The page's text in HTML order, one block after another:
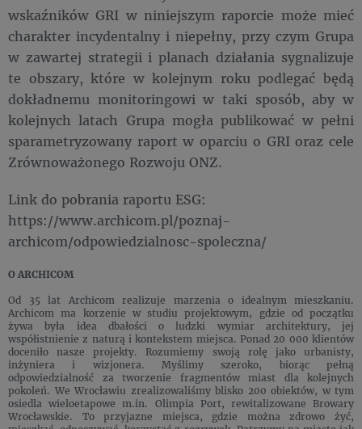
wskaźników GRI w niniejszym raporcie może mieć
charakter incydentalny i niepełny, przy czym Grupa
w zawartej strategii i planach działania sygnalizuje
te obszary, które w kolejnym roku podlegać będą
dokładnemu monitoringowi w taki sposób, aby w
kolejnych latach Grupa mogła publikować w pełni
sparametryzowany raport w oparciu o GRI oraz cele
Zrównoważonego Rozwoju ONZ.​​​​
Link do pobrania raportu ESG:
https://www.archicom.pl/poznaj-
archicom/odpowiedzialnosc-spoleczna/
O ARCHICOM
Od 35 lat Archicom realizuje marzenia o idealnym mieszkaniu.
Archicom ma korzenie w studiu projektowym, gdzie od początku
żywa była idea dbałości o ludzki wymiar architektury, jej
współistnienie z naturą i kontekstem miejsca. Ponad 20 000 klientów
doceniło nasze projekty. Rozumiemy swoją rolę jako urbanisty,
inżyniera i wizjonera. Myślimy szeroko, biorąc pełną
odpowiedzialność za tworzenie fragmentów miast dla kolejnych
pokoleń. We Wrocławiu zrealizowaliśmy blisko 200 obiektów, w tym
osiedla wieloetapowe m.in. Olimpia Port, rewitalizowane Browary
Wrocławskie. To przyjazne miejsca, gdzie można zdrowo żyć,